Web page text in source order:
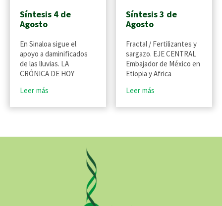
Síntesis 4 de
Agosto
En Sinaloa sigue el
apoyo a daminificados
de las lluvias. LA
CRÓNICA DE HOY
Leer más
Síntesis 3 de
Agosto
Fractal / Fertilizantes y
sargazo. EJE CENTRAL
Embajador de México en
Etiopia y Africa
Leer más